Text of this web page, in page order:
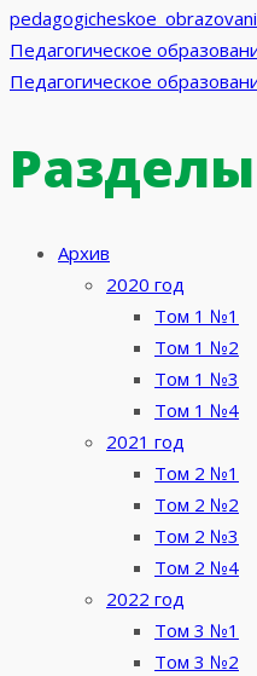
по
записям
Педагогическое
Педагогическое
Разделы
Архив
2020 год
Том 1 №1
Том 1 №2
Том 1 №3
Том 1 №4
2021 год
Том 2 №1
Том 2 №2
Том 2 №3
Том 2 №4
2022 год
Том 3 №1
Том 3 №2